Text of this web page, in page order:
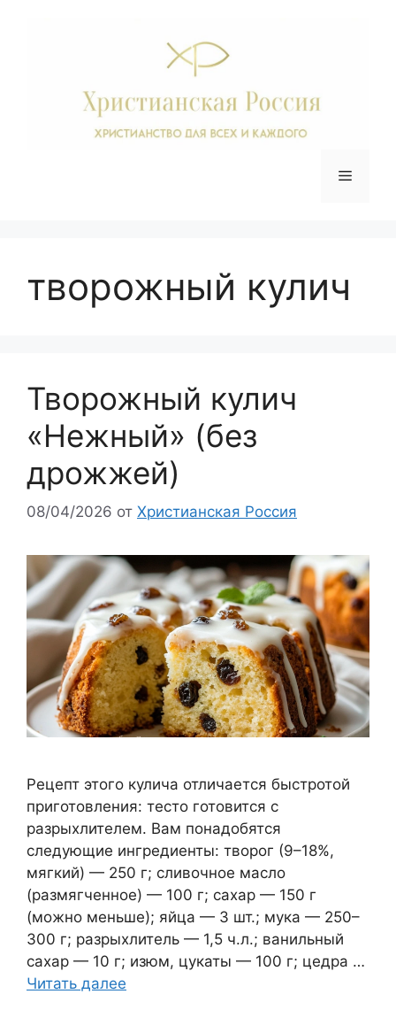
Меню
творожный кулич
Творожный кулич
«Нежный» (без
дрожжей)
08/04/2026 от Христианская Россия
Рецепт этого кулича отличается быстротой
приготовления: тесто готовится с
разрыхлителем. Вам понадобятся
следующие ингредиенты: творог (9–18%,
мягкий) — 250 г; сливочное масло
(размягченное) — 100 г; сахар — 150 г
(можно меньше); яйца — 3 шт.; мука — 250–
300 г; разрыхлитель — 1,5 ч.л.; ванильный
сахар — 10 г; изюм, цукаты — 100 г; цедра …
Читать далее